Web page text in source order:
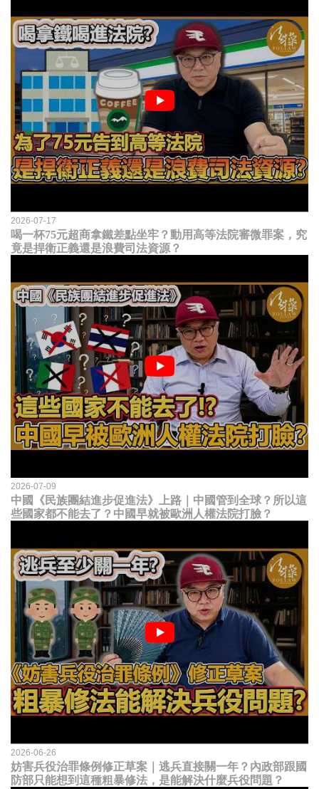
2026-07-17
喝一杯75元超商拿鐵差點坐牢？動用高等法院審微罪案，究
竟是捍衛正義還是浪費司法資源？
2026-07-09
中國《民族團結進步促進法》上路｜中國管到全球？所以這
些國家都不能去了？中國早就被歐洲人權法院打臉？
2026-06-26
妨害兵役治罪條例修正草案｜逃兵直接關一年？內政部跟國
防部只能想到這種粗暴修法，是能解決什麼兵役問題？